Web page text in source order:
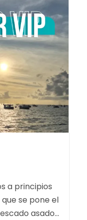
a principios
se pone el
asado